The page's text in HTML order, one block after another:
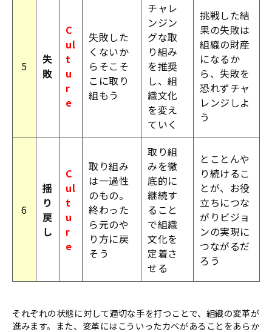
5
失
敗
C
ul
t
u
r
e
失敗した
くないか
らそこそ
こに取り
組もう
チャレ
ンジン
グな取
り組み
を推奨
し、組
織文化
を変え
ていく
挑戦した結
果の失敗は
組織の財産
になるか
ら、失敗を
恐れずチャ
レンジしよ
う
6
揺
り
戻
し
C
ul
t
u
r
e
取り組み
は一過性
のもの。
終わった
ら元のや
り方に戻
そう
取り組
みを徹
底的に
継続す
ること
で組織
文化を
定着さ
せる
とことんや
り続けるこ
とが、お役
立ちにつな
がりビジョ
ンの実現に
つながるだ
ろう
それぞれの状態に対して適切な手を打つことで、組織の変革が
進みます。また、変革にはこういったカベがあることをあらか